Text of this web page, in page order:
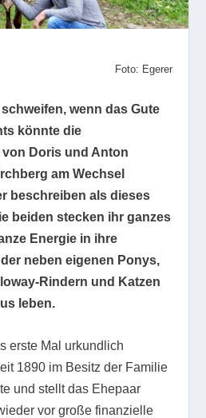
Foto: Egerer
wenn das Gute
könnte die
Doris und Anton
am Wechsel
beschreiben als dieses
beiden stecken ihr ganzes
Energie in ihre
neben eigenen Ponys,
Rindern und Katzen
leben.
erste Mal urkundlich
1890 im Besitz der Familie
und stellt das Ehepaar
vor große finanzielle